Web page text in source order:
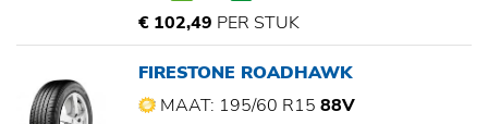
€ 102,49 PER STUK
FIRESTONE ROADHAWK
MAAT: 195/60 R15 88V